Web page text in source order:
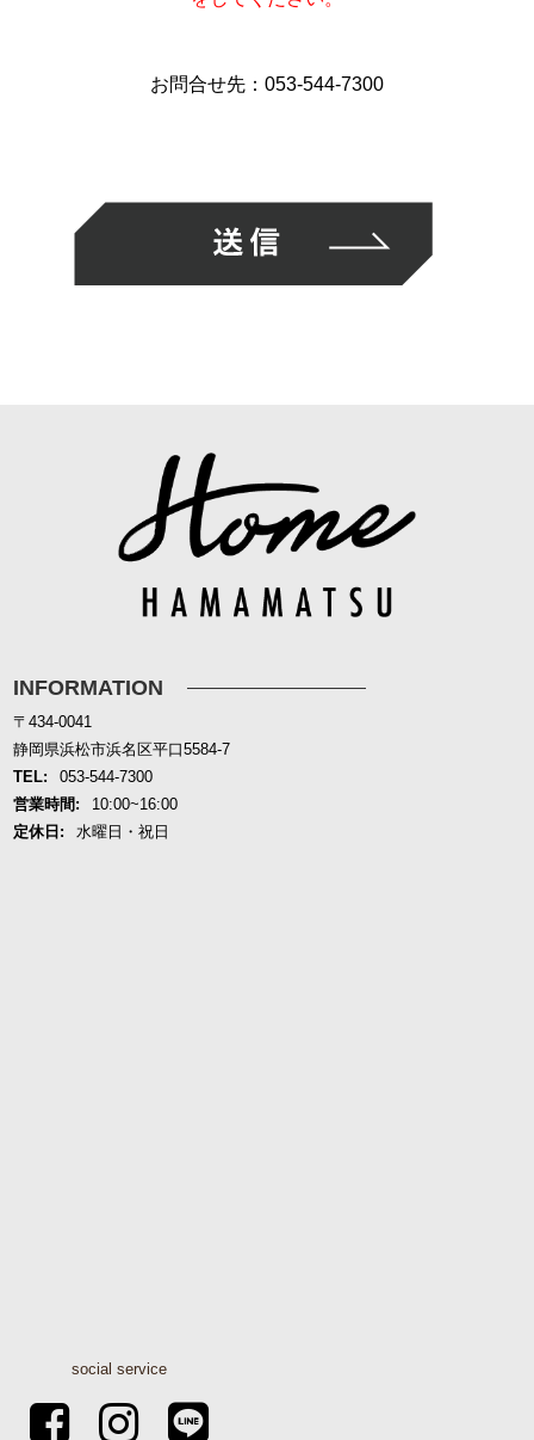
お問合せ先：053-544-7300
INFORMATION
〒434-0041
静岡県浜松市浜名区平口5584-7
TEL:
053-544-7300
営業時間:
10:00~16:00
定休日:
水曜日・祝日
social service